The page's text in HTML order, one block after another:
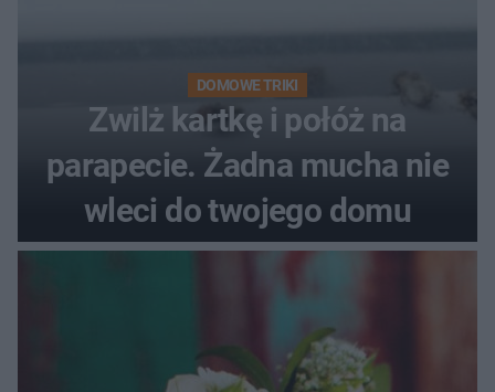
DOMOWE TRIKI
Zwilż kartkę i połóż na
parapecie. Żadna mucha nie
wleci do twojego domu